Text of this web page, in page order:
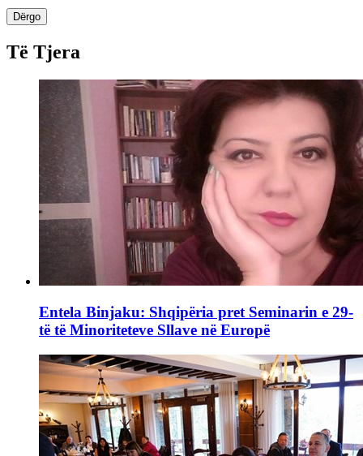
Dërgo
Të Tjera
Entela Binjaku: Shqipëria pret Seminarin e 29-
të të Minoriteteve Sllave në Europë